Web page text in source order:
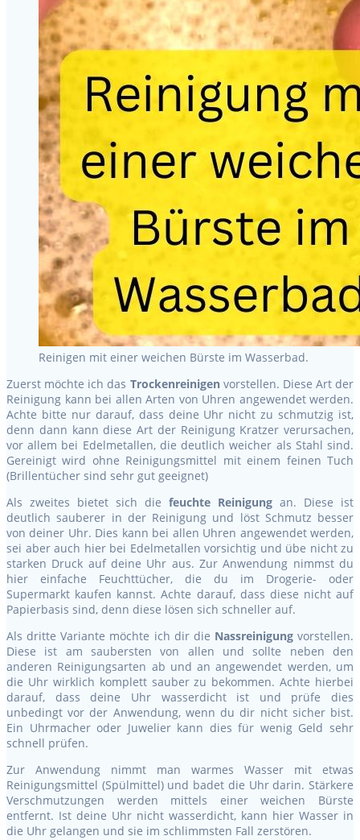
Reinigen mit einer weichen Bürste im Wasserbad.
Zuerst möchte ich das Trockenreinigen vorstellen. Diese Art der
Reinigung kann bei allen Arten von Uhren angewendet werden.
Achte bitte nur darauf, dass deine Uhr nicht zu schmutzig ist,
denn dann kann diese Art der Reinigung Kratzer verursachen,
vor allem bei Edelmetallen, die deutlich weicher als Stahl sind.
Gereinigt wird ohne Reinigungsmittel mit einem feinen Tuch
(Brillentücher sind sehr gut geeignet)
Als zweites bietet sich die feuchte Reinigung an. Diese ist
deutlich sauberer in der Reinigung und löst Schmutz besser
von deiner Uhr. Dies kann bei allen Uhren angewendet werden,
sei aber auch hier bei Edelmetallen vorsichtig und übe nicht zu
starken Druck auf deine Uhr aus. Zur Anwendung nimmst du
hier einfache Feuchttücher, die du im Drogerie- oder
Supermarkt kaufen kannst. Achte darauf, dass diese nicht auf
Papierbasis sind, denn diese lösen sich schneller auf.
Als dritte Variante möchte ich dir die Nassreinigung vorstellen.
Diese ist am saubersten von allen und sollte neben den
anderen Reinigungsarten ab und an angewendet werden, um
die Uhr wirklich komplett sauber zu bekommen. Achte hierbei
darauf, dass deine Uhr wasserdicht ist und prüfe dies
unbedingt vor der Anwendung, wenn du dir nicht sicher bist.
Ein Uhrmacher oder Juwelier kann dies für wenig Geld sehr
schnell prüfen.
Zur Anwendung nimmt man warmes Wasser mit etwas
Reinigungsmittel (Spülmittel) und badet die Uhr darin. Stärkere
Verschmutzungen werden mittels einer weichen Bürste
entfernt. Ist deine Uhr nicht wasserdicht, kann hier Wasser in
die Uhr gelangen und sie im schlimmsten Fall zerstören.